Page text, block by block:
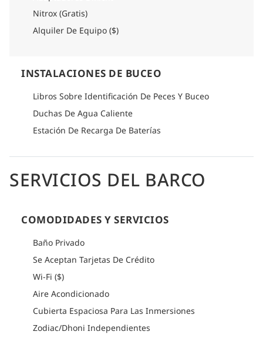
Nitrox (Gratis)
Alquiler De Equipo ($)
INSTALACIONES DE BUCEO
Libros Sobre Identificación De Peces Y Buceo
Duchas De Agua Caliente
Estación De Recarga De Baterías
SERVICIOS DEL BARCO
COMODIDADES Y SERVICIOS
Baño Privado
Se Aceptan Tarjetas De Crédito
Wi-Fi ($)
Aire Acondicionado
Cubierta Espaciosa Para Las Inmersiones
Zodiac/Dhoni Independientes